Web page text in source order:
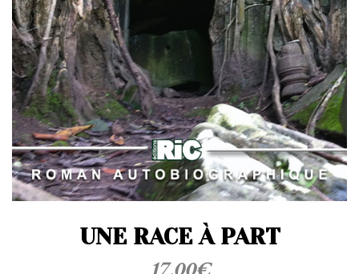
t
i
o
n
UNE RACE À PART